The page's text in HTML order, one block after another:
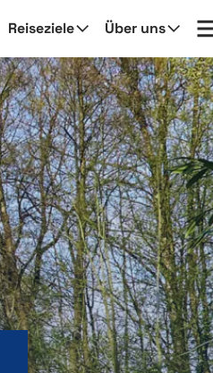
Reiseziele Über uns